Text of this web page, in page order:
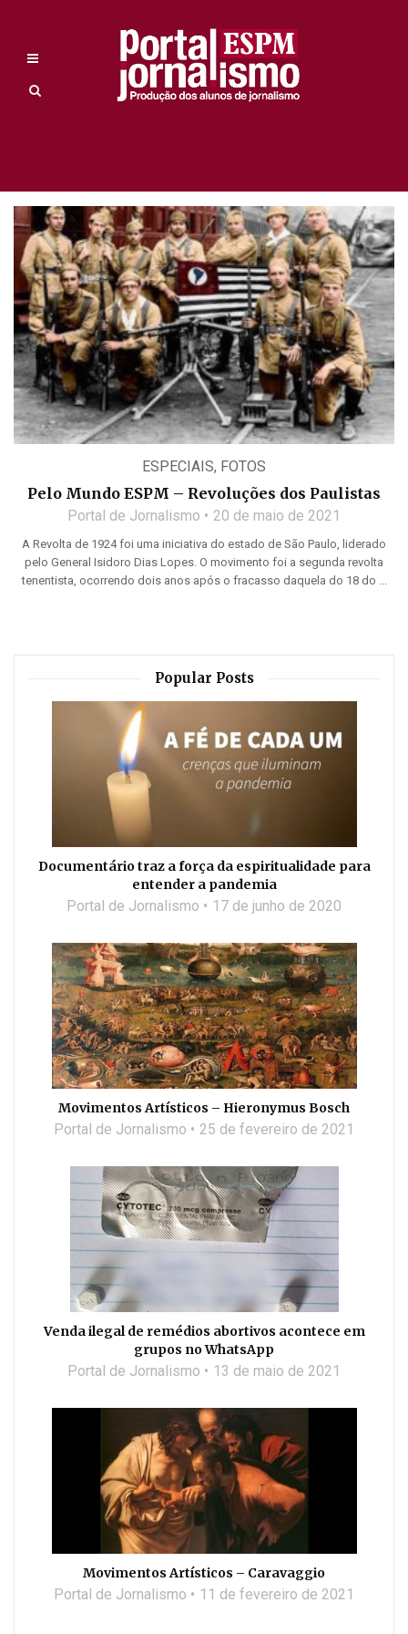
ESPECIAIS, FOTOS
Pelo Mundo ESPM – Revoluções dos Paulistas
Portal de Jornalismo 20 de maio de 2021
A Revolta de 1924 foi uma iniciativa do estado de São Paulo, liderado
pelo General Isidoro Dias Lopes. O movimento foi a segunda revolta
tenentista, ocorrendo dois anos após o fracasso daquela do 18 do ...
Popular Posts
Documentário traz a força da espiritualidade para
entender a pandemia
Portal de Jornalismo 17 de junho de 2020
Movimentos Artísticos – Hieronymus Bosch
Portal de Jornalismo 25 de fevereiro de 2021
Venda ilegal de remédios abortivos acontece em
grupos no WhatsApp
Portal de Jornalismo 13 de maio de 2021
Movimentos Artísticos – Caravaggio
Portal de Jornalismo 11 de fevereiro de 2021